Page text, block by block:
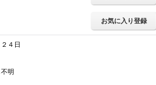
お気に入り登録
４日
明